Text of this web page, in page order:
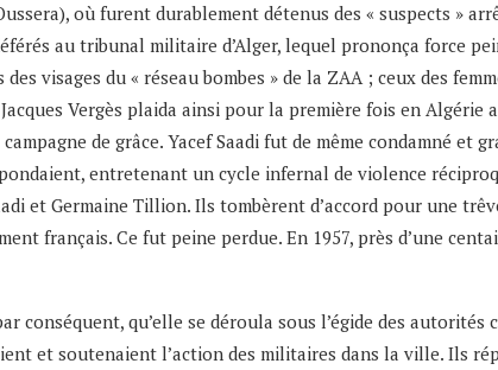
où furent durablement détenus des « suspects »
au tribunal militaire d’Alger, lequel prononça force
visages du « réseau bombes » de la ZAA ; ceux des
Vergès plaida ainsi pour la première fois en Algérie
de grâce. Yacef Saadi fut de même condamné et
entretenant un cycle infernal de violence
et Germaine Tillion. Ils tombèrent d’accord pour une
français. Ce fut peine perdue. En 1957, près d’une
conséquent, qu’elle se déroula sous l’égide des autorités
et soutenaient l’action des militaires dans la ville. Ils